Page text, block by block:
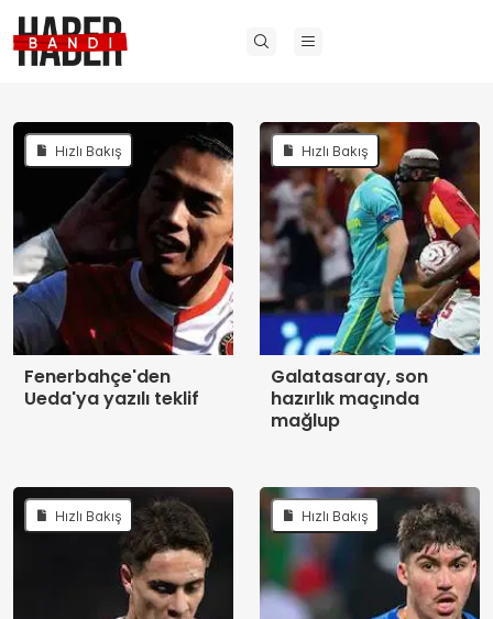
Hızlı Bakış
Fenerbahçe'den
Ueda'ya yazılı teklif
Hızlı Bakış
Galatasaray, son
hazırlık maçında
mağlup
Hızlı Bakış Hızlı Bakış